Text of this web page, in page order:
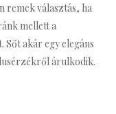
remek választás, ha
mellett a
akár egy elegáns
árulkodik.